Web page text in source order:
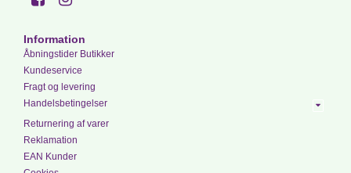
Information
Åbningstider Butikker
Kundeservice
Fragt og levering
Handelsbetingelser
Returnering af varer
Reklamation
EAN Kunder